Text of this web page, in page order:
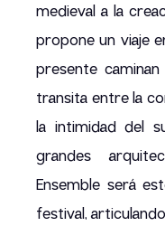
medieval a la
propone un viaje
presente
transita entre la
la intimidad del
grandes
Ensemble será
festival,